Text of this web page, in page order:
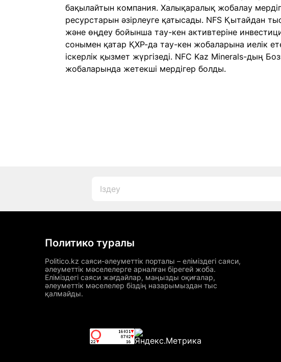
бақылайтын компания. Халықаралық жобалау
ресурстарын әзірлеуге қатысады. NFS Қытайдан
және өңдеу бойынша тау-кен активтеріне
сонымен қатар ҚХР-да тау-кен жобаларына иелік
іскерлік қызмет жүргізеді. NFC Kaz Minerals-дың
жобаларында жетекші мердігер болды.
Политико туралы
Politico.kz саяси-әлеуметтік порталы – еліміздегі саяси,
әлеуметтік мәселелерге арналған бірегей жоба.
Еліміздегі саяси жағдайлар, маңызды оқиғалар,
әлеуметтік мәселелер біздің назарымыздан тыс
қалмайды.